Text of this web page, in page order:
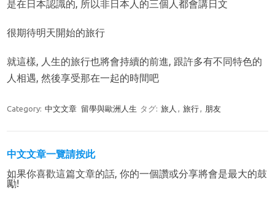
是在日本認識的, 所以非日本人的三個人都會講日文
很期待明天開始的旅行
就這樣, 人生的旅行也將會持續的前進, 跟許多有不同特色的
人相遇, 然後享受那在一起的時間吧
Category: 中文文章 留學與歐洲人生 タグ: 旅人 , 旅行, 朋友
中文文章一覽請按此
如果你喜歡這篇文章的話, 你的一個讚或分享將會是最大的鼓
勵!